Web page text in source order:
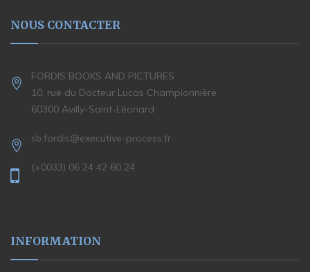
NOUS CONTACTER
FORDIS BOOKS AND PICTURES
10, rue du Docteur Lucas Championnière
60300 Avilly-Saint-Léonard
sb.fordis@executive-process.fr
(+0033) 06 24 42 60 24
INFORMATION